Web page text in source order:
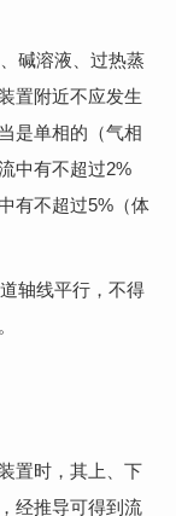
碱溶液、过热蒸
置附近不应发生
是单相的（气相
中有不超过2%
有不超过5%（体
轴线平行，不得
置时，其上、下
经推导可得到流